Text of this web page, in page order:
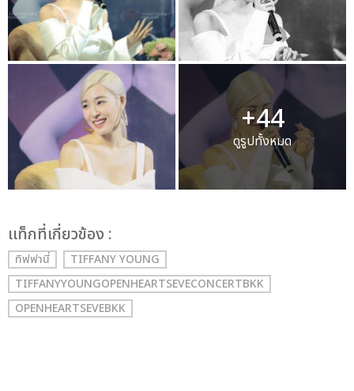
+44
ดูรูปทั้งหมด
เเท็กที่เกี่ยวข้อง :
ทิฟฟานี่
TIFFANY YOUNG
TIFFANYYOUNGOPENHEARTSEVECONCERTBKK
OPENHEARTSEVEBKK